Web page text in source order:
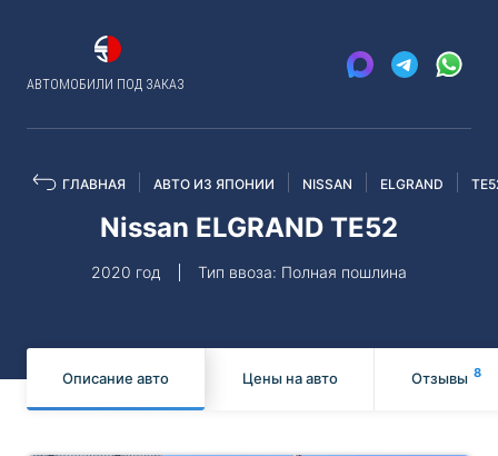
АВТОМОБИЛИ ПОД ЗАКАЗ
ГЛАВНАЯ АВТО ИЗ ЯПОНИИ NISSAN ELGRAND
Nissan ELGRAND TE52
2020 год Тип ввоза: Полная пошлина
Описание авто Цены на авто Отзывы 8